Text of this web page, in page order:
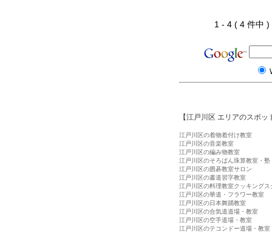
1 - 4 ( 4 件
【江戸川区 エリアのスポッ
江戸川区の着物着付け教室
江戸川区の音楽教室
江戸川区の編み物教室
江戸川区のそろばん珠算教室・塾
江戸川区の囲碁教室サロン
江戸川区の書道習字教室
江戸川区の料理教室クッキングス
江戸川区の華道・フラワー教室
江戸川区の日本舞踊教室
江戸川区の合気道道場・教室
江戸川区の空手道場・教室
江戸川区のテコンドー道場・教室